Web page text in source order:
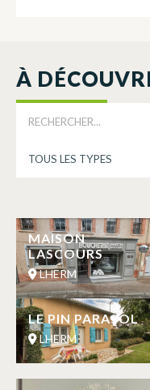
À
MAISON
LASCOURS
LHERM
LE PIN PARASOL
LHERM